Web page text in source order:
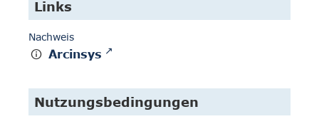
Links
Nachweis
Arcinsys
Nutzungsbedingungen